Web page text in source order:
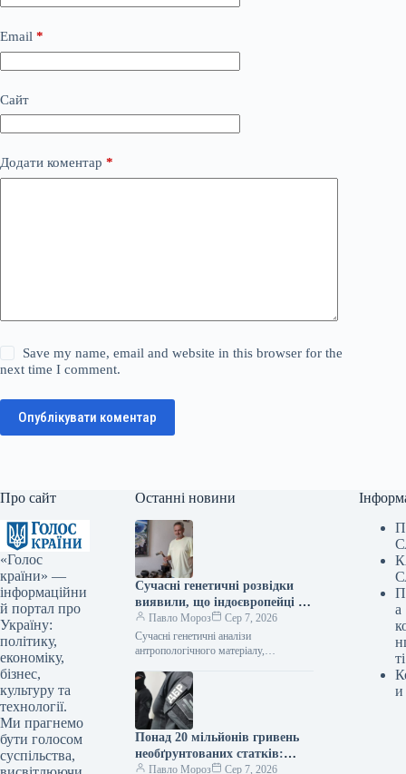
Email *
Сайт
Додати коментар *
Save my name, email and website in this browser for the
next time I comment.
Опублікувати коментар
Про сайт
«Голос
країни» —
інформаційни
й портал про
Україну:
політику,
економіку,
бізнес,
культуру та
технології.
Ми прагнемо
бути голосом
суспільства,
Останні новини
Сучасні генетичні розвідки
виявили, що індоєвропейці є
пращурами українців –
фахівець
Павло Мороз
Сер 7, 2026
Сучасні генетичні аналізи
антропологічного матеріалу,
поселення «Дикий Сад» у Миколаєві,
підтвердили, що пращурами українців
були індоєвропейці.…
Понад 20 мільйонів гривень
необґрунтованих статків:
ексначальнику управління
Павло Мороз Сер 7, 2026
а
ті
и